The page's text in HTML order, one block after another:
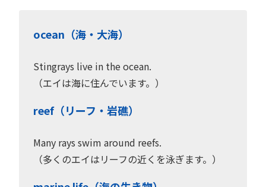
ocean（海・大海）
Stingrays live in the ocean.
（エイは海に住んでいます。）
reef（リーフ・岩礁）
Many rays swim around reefs.
（多くのエイはリーフの近くを泳ぎます。）